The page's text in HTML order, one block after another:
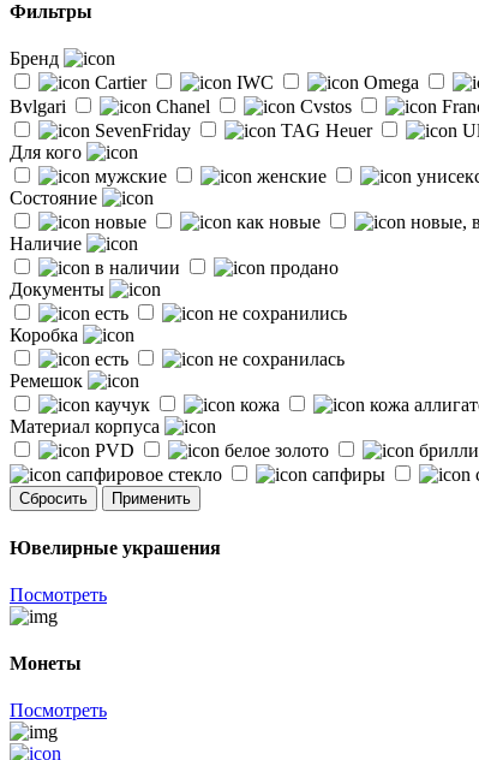
Фильтры
Бренд
Cartier
IWC Omega
Bvlgari
Chanel Cvstos
SevenFriday
TAG Heuer
Для кого
мужские
женские
Состояние
новые
как новые новые,
Наличие
в наличии
продано
Документы
есть
не сохранились
Коробка
есть
не сохранилась
Ремешок
каучук
кожа кожа
Материал корпуса
PVD
белое золото
сапфировое стекло
сапфиры
Сбросить Применить
Ювелирные украшения
Посмотреть
Монеты
Посмотреть